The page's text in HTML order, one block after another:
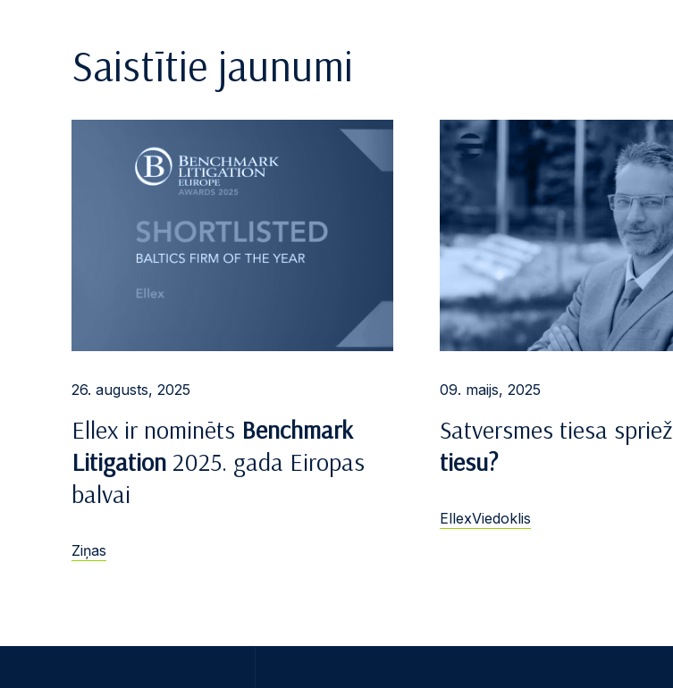
Saistītie jaunumi
26. augusts, 2025
Ellex ir nominēts Benchmark
Litigation 2025. gada Eiropas
balvai
Ziņas
09. maijs, 2025
Satversmes tiesa spriež
tiesu?
EllexViedoklis